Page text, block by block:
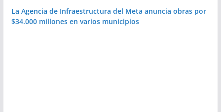
La Agencia de Infraestructura del Meta anuncia obras por
$34.000 millones en varios municipios